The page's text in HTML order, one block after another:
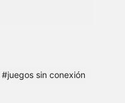
#juegos sin conexión